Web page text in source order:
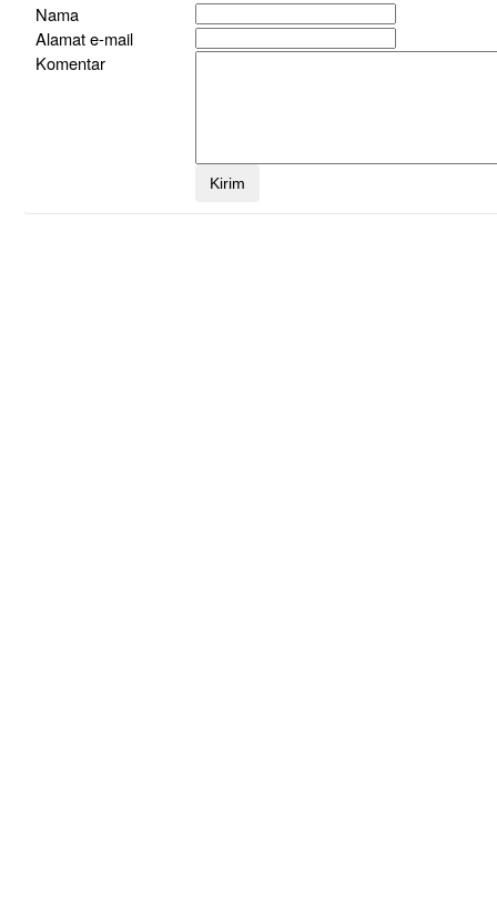
Nama
Alamat e-mail
Komentar